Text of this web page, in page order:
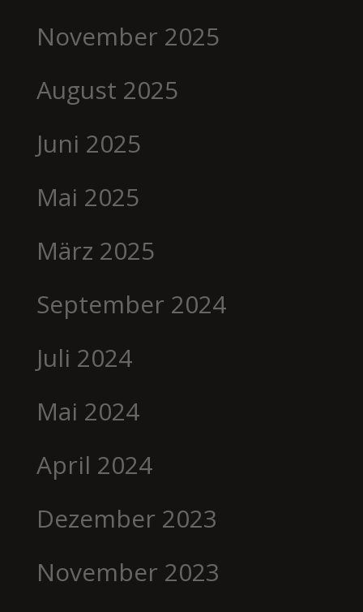
November 2025
August 2025
Juni 2025
Mai 2025
März 2025
September 2024
Juli 2024
Mai 2024
April 2024
Dezember 2023
November 2023